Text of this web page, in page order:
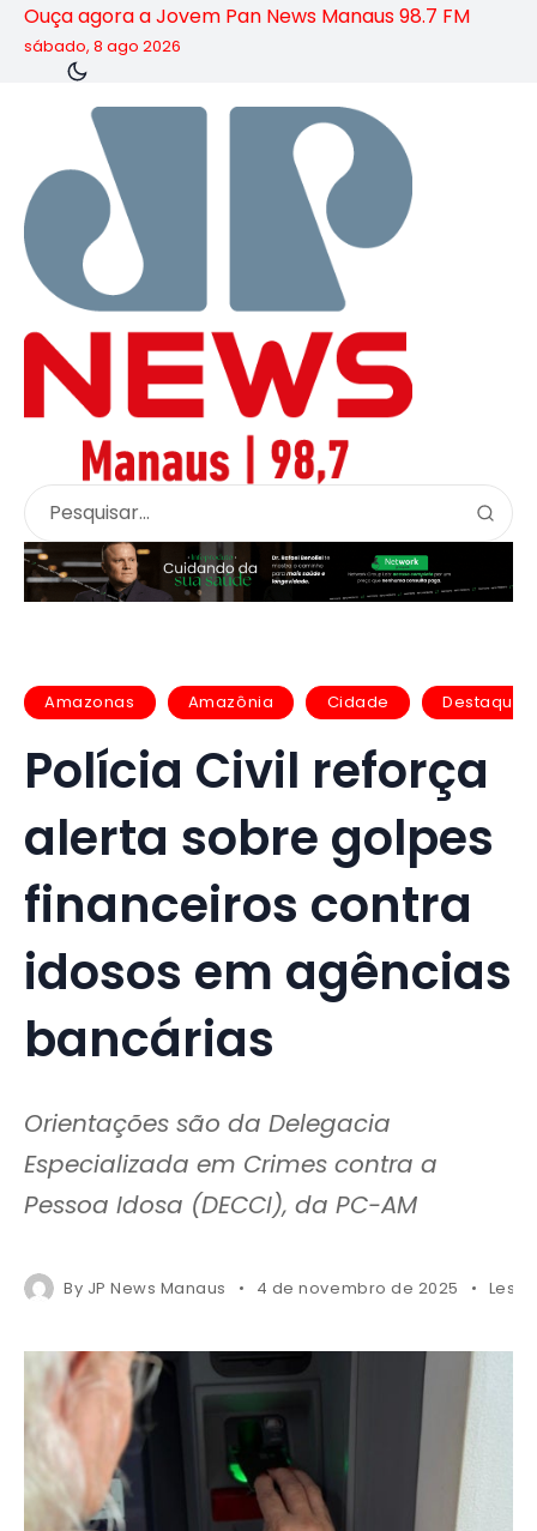
Ouça agora a Jovem Pan News Manaus 98.7 FM
sábado, 8 ago 2026
Amazonas Amazônia Cidade Destaques
Polícia Civil reforça
alerta sobre golpes
financeiros contra
idosos em agências
bancárias
Orientações são da Delegacia
Especializada em Crimes contra a
Pessoa Idosa (DECCI), da PC-AM
By JP News Manaus 4 de novembro de 2025 Less